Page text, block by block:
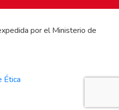
por el Ministerio de
Ética